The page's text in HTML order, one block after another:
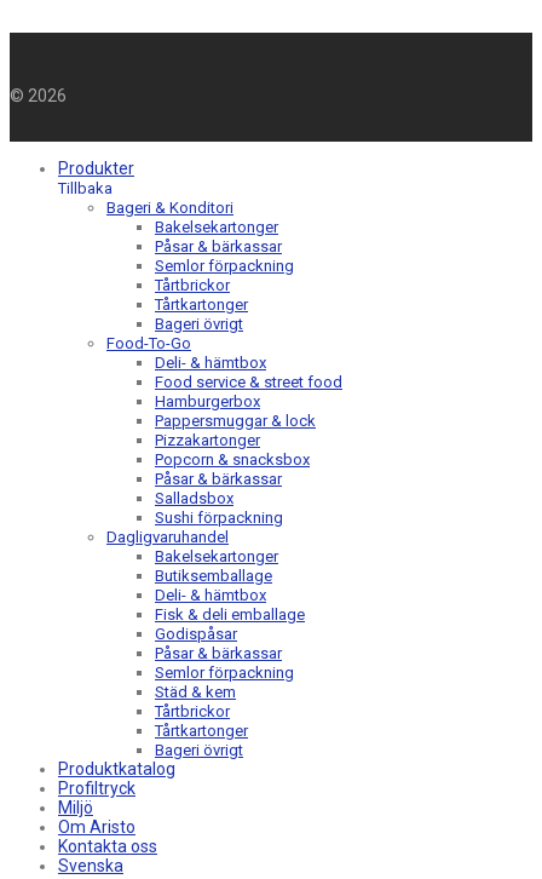
© 2026
Produkter
Tillbaka
Bageri & Konditori
Bakelsekartonger
Påsar & bärkassar
Semlor förpackning
Tårtbrickor
Tårtkartonger
Bageri övrigt
Food-To-Go
Deli- & hämtbox
Food service & street food
Hamburgerbox
Pappersmuggar & lock
Pizzakartonger
Popcorn & snacksbox
Påsar & bärkassar
Salladsbox
Sushi förpackning
Dagligvaruhandel
Bakelsekartonger
Butiksemballage
Deli- & hämtbox
Fisk & deli emballage
Godispåsar
Påsar & bärkassar
Semlor förpackning
Städ & kem
Tårtbrickor
Tårtkartonger
Bageri övrigt
Produktkatalog
Profiltryck
Miljö
Om Aristo
Kontakta oss
Svenska